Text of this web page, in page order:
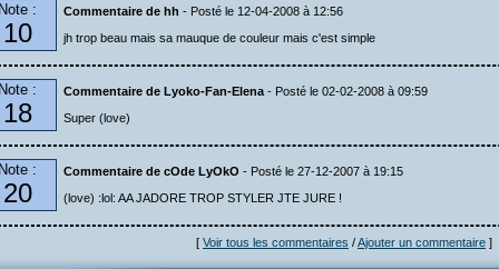
Note :
10
Commentaire de hh - Posté le 12-04-2008 à 12:56
jh trop beau mais sa mauque de couleur mais c'est simple
Note :
18
Commentaire de Lyoko-Fan-Elena - Posté le 02-02-2008 à 09:59
Super (love)
Note :
20
Commentaire de cOde LyOkO - Posté le 27-12-2007 à 19:15
(love) :lol: AA JADORE TROP STYLER JTE JURE !
[ Voir tous les commentaires /Ajouter un commentaire ]